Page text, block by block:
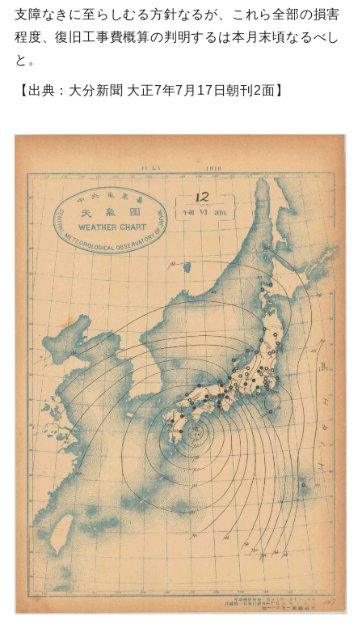
支障なきに至らしむる方針なるが、これら全部の損害
程度、復旧工事費概算の判明するは本月末頃なるべし
と。
【出典：大分新聞 大正7年7月17日朝刊2面】